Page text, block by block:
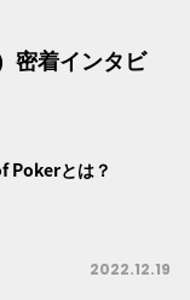
密着インタビ
Pokerとは？
2022.12.19